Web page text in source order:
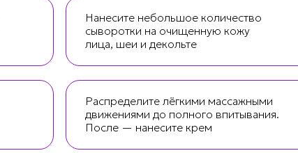
Нанесите небольшое количество
сыворотки на очищенную кожу
лица, шеи и декольте
Распределите лёгкими массажными
движениями до полного впитывания.
После — нанесите крем